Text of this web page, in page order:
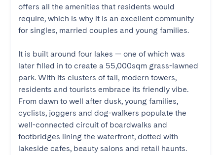
offers all the amenities that residents would
require, which is why it is an excellent community
for singles, married couples and young families.
It is built around four lakes — one of which was
later filled in to create a 55,000sqm grass-lawned
park. With its clusters of tall, modern towers,
residents and tourists embrace its friendly vibe.
From dawn to well after dusk, young families,
cyclists, joggers and dog-walkers populate the
well-connected circuit of boardwalks and
footbridges lining the waterfront, dotted with
lakeside cafes, beauty salons and retail haunts.